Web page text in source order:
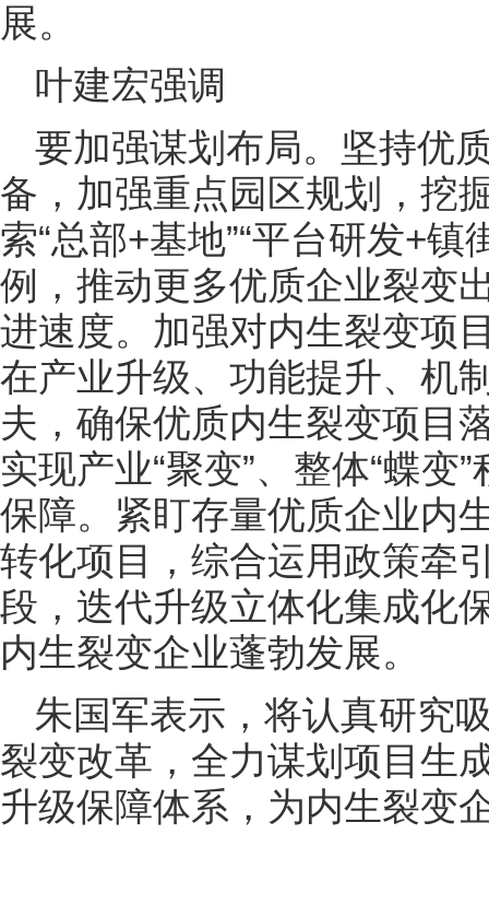
展。
叶建宏强调
要加强谋划布局。坚持优
备，加强重点园区规划，挖
索“总部+基地”“平台研发+镇
例，推动更多优质企业裂变
进速度。加强对内生裂变项
在产业升级、功能提升、机
夫，确保优质内生裂变项目
实现产业“聚变”、整体“蝶变
保障。紧盯存量优质企业内
转化项目，综合运用政策牵
段，迭代升级立体化集成化
内生裂变企业蓬勃发展。
朱国军表示，将认真研究
裂变改革，全力谋划项目生
升级保障体系，为内生裂变